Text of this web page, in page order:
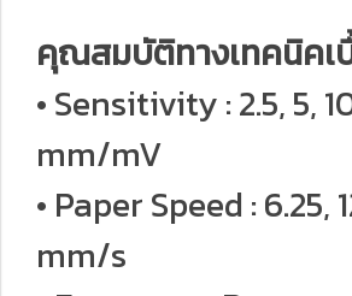
คุณสมบัติทางเทคนิคเ
• Sensitivity : 2.5, 5,
mm/mV
• Paper Speed : 6.25,
mm/s